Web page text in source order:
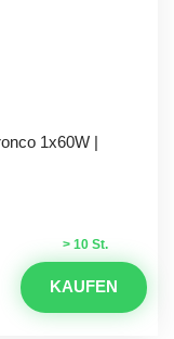
1x60W |
> 10 St.
KAUFEN